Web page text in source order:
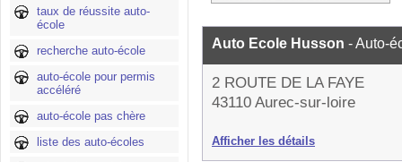
taux de réussite auto-
école
recherche auto-école
auto-école pour permis
accéléré
auto-école pas chère
liste des auto-écoles
Auto Ecole Husson - Auto-
2 ROUTE DE LA FAYE
43110 Aurec-sur-loire
Afficher les détails